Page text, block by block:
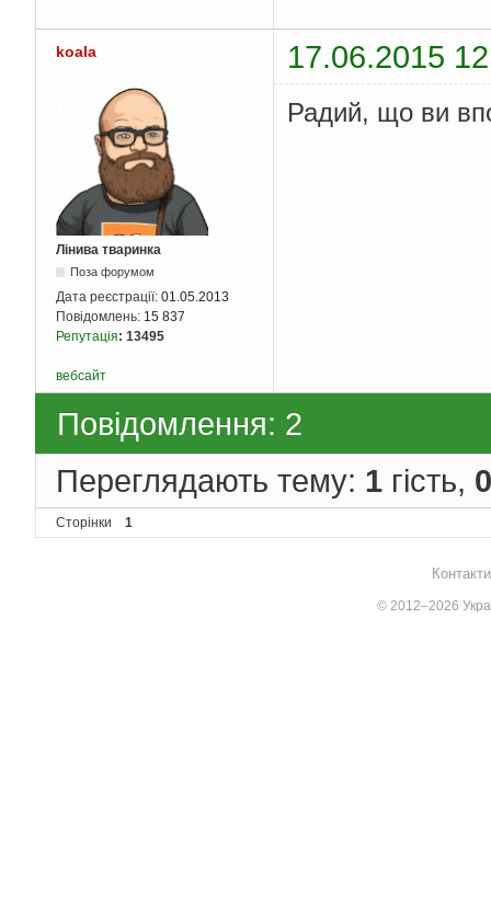
return
0 ;
koala 17.06.2015
Лінива тваринка
Поза форумом
Дата реєстрації: 01.05.2013
Повідомлень: 15 837
Репутація: 13495
Радий, що ви
вебсайт
Повідомлення: 2
Переглядають тему: 1 гість, 0
Сторінки 1
© 2012–2026